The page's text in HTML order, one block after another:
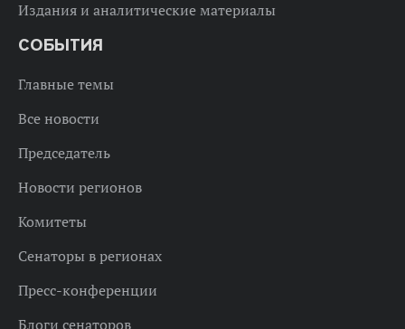
Издания и аналитические материалы
СОБЫТИЯ
Главные темы
Все новости
Председатель
Новости регионов
Комитеты
Сенаторы в регионах
Пресс-конференции
Блоги сенаторов